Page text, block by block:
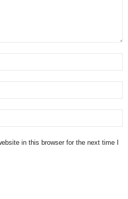
in this browser for the next time I